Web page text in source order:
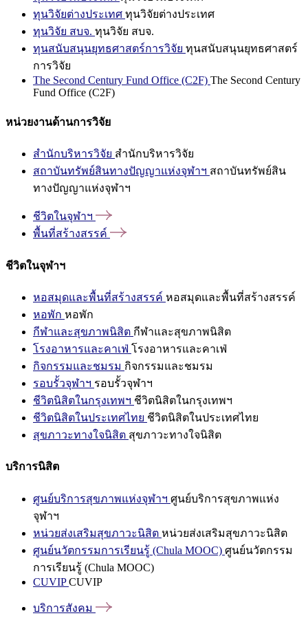
ทุนวิจัยต่างประเทศ ทุนวิจัยต่างประเทศ
ทุนวิจัย สบจ. ทุนวิจัย สบจ.
ทุนสนับสนุนยุทธศาสตร์การวิจัย ทุนสนับสนุนยุทธศาสตร์
การวิจัย
The Second Century Fund Office (C2F) The Second Century
Fund Office (C2F)
หน่วยงานด้านการวิจัย
สำนักบริหารวิจัย สำนักบริหารวิจัย
สถาบันทรัพย์สินทางปัญญาแห่งจุฬาฯ สถาบันทรัพย์สิน
ทางปัญญาแห่งจุฬาฯ
ชีวิตในจุฬาฯ
พื้นที่สร้างสรรค์
ชีวิตในจุฬาฯ
หอสมุดและพื้นที่สร้างสรรค์ หอสมุดและพื้นที่สร้างสรรค์
หอพัก หอพัก
กีฬาและสุขภาพนิสิต กีฬาและสุขภาพนิสิต
โรงอาหารและคาเฟ่ โรงอาหารและคาเฟ่
กิจกรรมและชมรม กิจกรรมและชมรม
รอบรั้วจุฬาฯ รอบรั้วจุฬาฯ
ชีวิตนิสิตในกรุงเทพฯ ชีวิตนิสิตในกรุงเทพฯ
ชีวิตนิสิตในประเทศไทย ชีวิตนิสิตในประเทศไทย
สุขภาวะทางใจนิสิต สุขภาวะทางใจนิสิต
บริการนิสิต
ศูนย์บริการสุขภาพแห่งจุฬาฯ ศูนย์บริการสุขภาพแห่ง
จุฬาฯ
หน่วยส่งเสริมสุขภาวะนิสิต หน่วยส่งเสริมสุขภาวะนิสิต
ศูนย์นวัตกรรมการเรียนรู้ (Chula MOOC) ศูนย์นวัตกรรม
การเรียนรู้ (Chula MOOC)
CUVIPCUVIP
บริการสังคม